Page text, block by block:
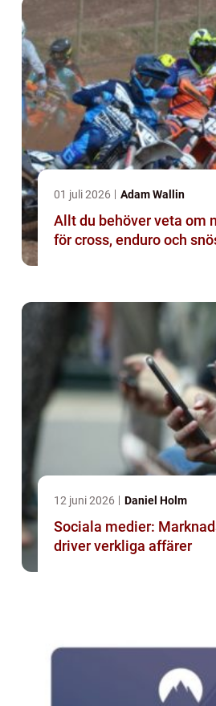
01 juli 2026 Adam Wallin
Allt du behöver veta om
för cross, enduro och
12 juni 2026 Daniel Holm
Sociala medier:
driver verkliga affärer